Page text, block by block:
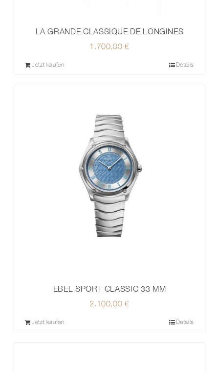
LA GRANDE CLASSIQUE DE LONGINES
1.700,00€
Jetzt kaufen Details
EBEL SPORT CLASSIC 33 MM
2.100,00€
Jetzt kaufen Details